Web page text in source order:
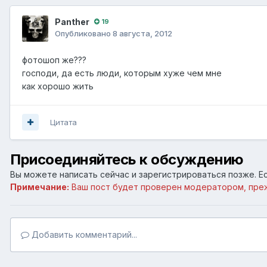
Panther 19
Опубликовано 8 августа, 2012
фотошоп же???
господи, да есть люди, которым хуже чем мне
как хорошо жить
Цитата
Присоединяйтесь к обсуждению
Вы можете написать сейчас и зарегистрироваться позже.
Примечание: Ваш пост будет проверен модератором,
Добавить комментарий...